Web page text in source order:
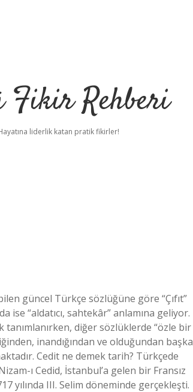
Fikir Rehberi
liderlik katan pratik fikirler!
güncel Türkçe sözlüğüne göre “Çıfıt”
ise “aldatıcı, sahtekâr” anlamına geliyor.
diğer sözlüklerde “özle bir
inandığından ve olduğundan başka
Cedit ne demek tarih? Türkçede
ı Cedid, İstanbul’a gelen bir Fransız
yılında III. Selim döneminde gerçekleşti.